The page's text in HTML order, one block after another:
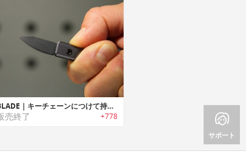
BLADE｜キーチェーンにつけて持ち運び可能なチタン製EDCナイフ「ブレード」
売終了 +778
サポート